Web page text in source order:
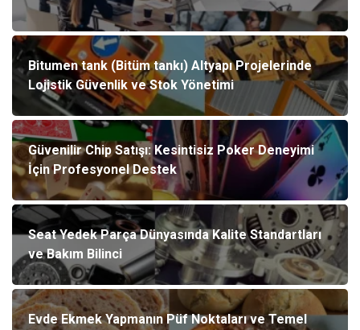
Bitumen tank (Bitüm tankı) Altyapı Projelerinde
Lojistik Güvenlik ve Stok Yönetimi
Güvenilir Chip Satışı: Kesintisiz Poker Deneyimi
İçin Profesyonel Destek
Seat Yedek Parça Dünyasında Kalite Standartları
ve Bakım Bilinci
Evde Ekmek Yapmanın Püf Noktaları ve Temel